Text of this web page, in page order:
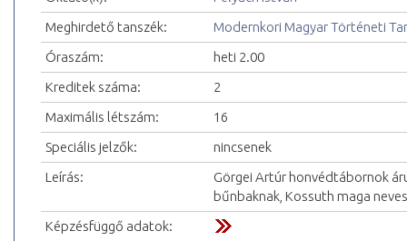
Meghirdető tanszék:
Modernkori Magyar Történeti
Óraszám:
heti 2.00
Kreditek száma:
2
Maximális létszám:
16
Speciális jelzők:
nincsenek
Leírás:
Görgei Artúr honvédtábornok
bűnbaknak, Kossuth maga
Képzésfüggő adatok: